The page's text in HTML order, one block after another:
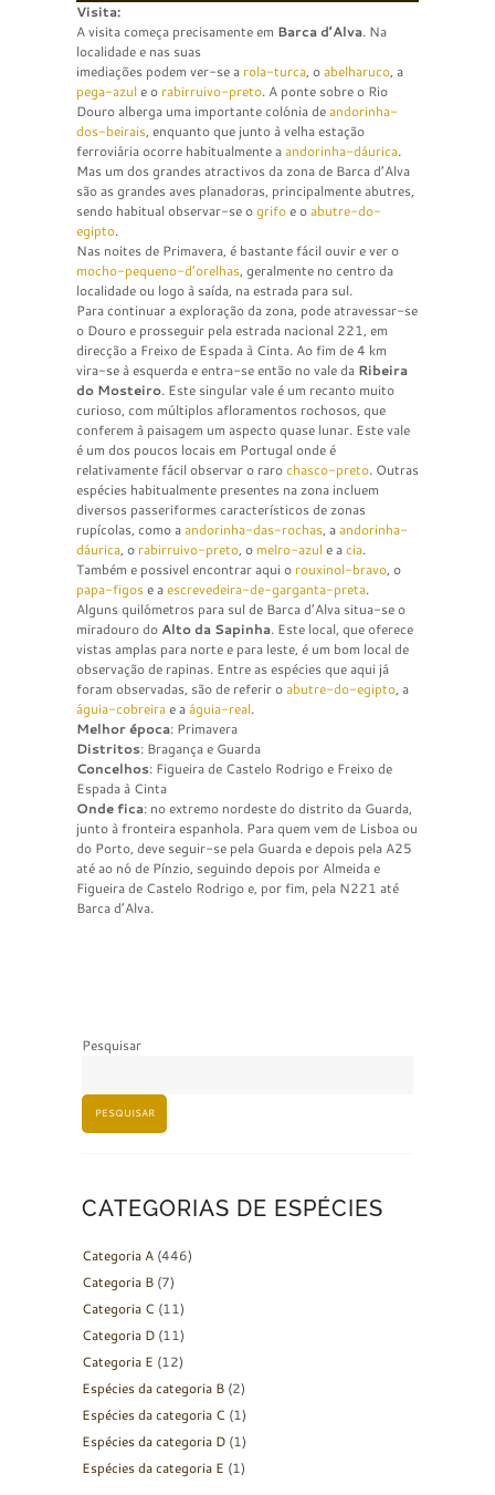
Visita:
A visita começa precisamente em Barca d’Alva. Na
localidade e nas suas
imediações podem ver-se a rola-turca, oabelharuco, a
pega-azule o rabirruivo-preto. A ponte sobre o Rio
Douro alberga uma importante colónia deandorinha-
dos-beirais, enquanto que junto à velha estação
ferroviária ocorre habitualmente aandorinha-dáurica.
Mas um dos grandes atractivos da zona de Barca d’Alva
são as grandes aves planadoras, principalmente abutres,
sendo habitual observar-se ogrifoe oabutre-do-
egipto.
Nas noites de Primavera, é bastante fácil ouvir e ver o
mocho-pequeno-d’orelhas, geralmente no centro da
localidade ou logo à saída, na estrada para sul.
Para continuar a exploração da zona, pode atravessar-se
o Douro e prosseguir pela estrada nacional 221, em
direcção a Freixo de Espada à Cinta. Ao fim de 4 km
vira-se à esquerda e entra-se então no vale da Ribeira
do Mosteiro. Este singular vale é um recanto muito
curioso, com múltiplos afloramentos rochosos, que
conferem à paisagem um aspecto quase lunar. Este vale
é um dos poucos locais em Portugal onde é
relativamente fácil observar o rarochasco-preto. Outras
espécies habitualmente presentes na zona incluem
diversos passeriformes característicos de zonas
rupícolas, como aandorinha-das-rochas, aandorinha-
dáurica, o rabirruivo-preto, o melro-azule acia.
Também e possivel encontrar aqui o rouxinol-bravo, o
papa-figose aescrevedeira-de-garganta-preta.
Alguns quilómetros para sul de Barca d’Alva situa-se o
miradouro do Alto da Sapinha. Este local, que oferece
vistas amplas para norte e para leste, é um bom local de
observação de rapinas. Entre as espécies que aqui já
foram observadas, são de referir oabutre-do-egipto, a
águia-cobreirae aáguia-real.
Melhor época: Primavera
Distritos: Bragança e Guarda
Concelhos: Figueira de Castelo Rodrigo e Freixo de
Espada à Cinta
Onde fica: no extremo nordeste do distrito da Guarda,
junto à fronteira espanhola. Para quem vem de Lisboa ou
do Porto, deve seguir-se pela Guarda e depois pela A25
até ao nó de Pínzio, seguindo depois por Almeida e
Figueira de Castelo Rodrigo e, por fim, pela N221 até
Barca d’Alva.
Pesquisar
PESQUISAR
CATEGORIAS DE ESPÉCIES
Categoria A (446)
Categoria B (7)
Categoria C (11)
Categoria D (11)
Categoria E (12)
Espécies da categoria B (2)
Espécies da categoria C (1)
Espécies da categoria D (1)
Espécies da categoria E (1)